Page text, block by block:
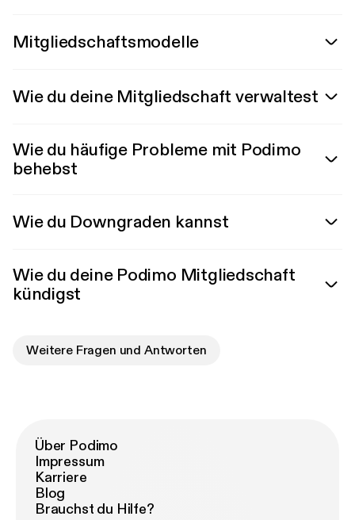
Mitgliedschaftsmodelle
Wie du deine Mitgliedschaft verwaltest
Wie du häufige Probleme mit Podimo
behebst
Wie du Downgraden kannst
Wie du deine Podimo Mitgliedschaft
kündigst
Weitere Fragen und Antworten
Über Podimo
Impressum
Karriere
Blog
Brauchst du Hilfe?